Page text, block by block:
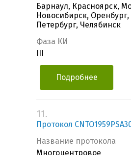
Барнаул, Красноярск,
Новосибирск, Оренбург,
Петербург, Челябинск
Фаза КИ
Подробнее
11.
Протокол
Название протокола
Многоцентровое